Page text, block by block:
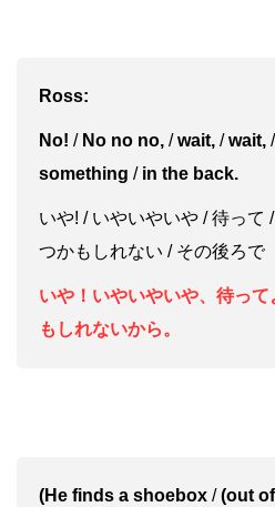
Ross:
No! /No no no, /wait, /wait, /
something /in the back.
いや! / いやいやいや / 待って
つかもしれない / その後ろで
いや！いやいやいや、待っ
もしれないから。
(He finds a shoebox /(out